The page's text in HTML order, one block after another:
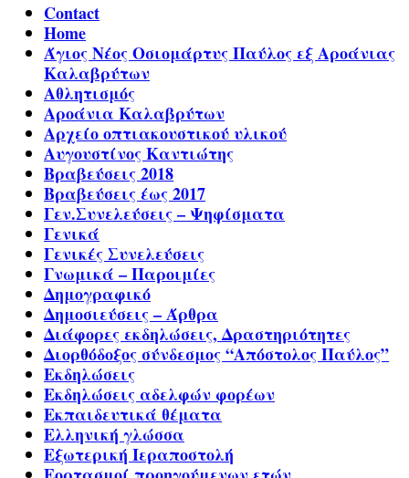
Contact
Home
Άγιος Νέος Οσιομάρτυς Παύλος εξ Αροάνιας
Καλαβρύτων
Αθλητισμός
Αροάνια Καλαβρύτων
Αρχείο οπτιακουστικού υλικού
Αυγουστίνος Καντιώτης
Βραβεύσεις 2018
Βραβεύσεις έως 2017
Γεν.Συνελεύσεις – Ψηφίσματα
Γενικά
Γενικές Συνελεύσεις
Γνωμικά – Παροιμίες
Δημογραφικό
Δημοσιεύσεις – Άρθρα
Διάφορες εκδηλώσεις, Δραστηριότητες
Διορθόδοξος σύνδεσμος “Απόστολος Παύλος”
Εκδηλώσεις
Εκδηλώσεις αδελφών φορέων
Εκπαιδευτικά θέματα
Ελληνική γλώσσα
Εξωτερική Ιεραποστολή